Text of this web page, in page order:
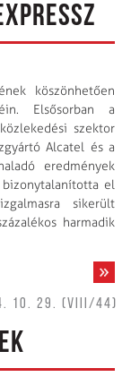
köszönhetően
Elsősorban a
szektor
Alcatel és a
eredmények
el
sikerült
harmadik
10. 29. (VIII/44)